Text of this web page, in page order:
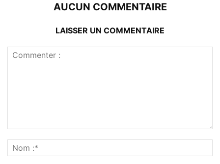
AUCUN COMMENTAIRE
LAISSER UN COMMENTAIRE